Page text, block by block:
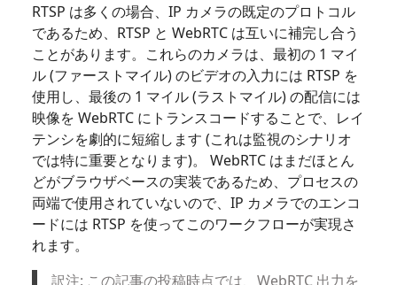
RTSP は多くの場合、IP カメラの既定のプロトコル
であるため、RTSP と WebRTC は互いに補完し合う
ことがあります。これらのカメラは、最初の 1 マイ
ル (ファーストマイル) のビデオの入力には RTSP を
使用し、最後の 1 マイル (ラストマイル) の配信には
映像を WebRTC にトランスコードすることで、レイ
テンシを劇的に短縮します (これは監視のシナリオ
では特に重要となります)。 WebRTC はまだほとん
どがブラウザベースの実装であるため、プロセスの
両端で使用されていないので、IP カメラでのエンコ
ードには RTSP を使ってこのワークフローが実現さ
れます。
訳注: この記事の投稿時点では、WebRTC 出力を